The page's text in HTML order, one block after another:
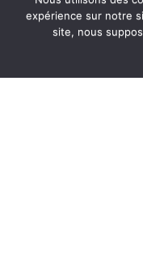
expérience sur notre
site, nous